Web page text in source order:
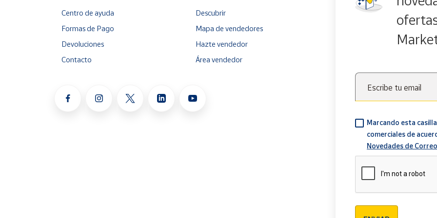
Centro de ayuda
Formas de Pago
Devoluciones
Contacto
Descubrir
Mapa de vendedores
Hazte vendedor
Área vendedor
Escribe tu email
Marcando esta
comerciales de
Novedades de